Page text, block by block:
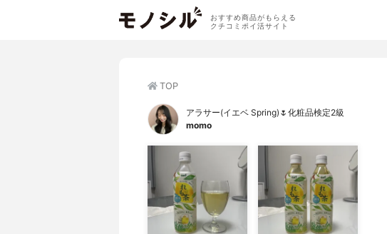
おすすめ商品がもらえる
クチコミポイ活サイト
TOP
アラサー(イエベ Spring)🌷化粧品検定2級
momo